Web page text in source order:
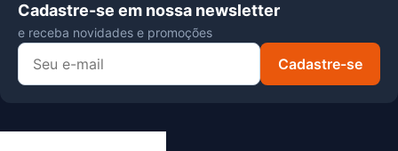
Cadastre-se em nossa newsletter
e receba novidades e promoções
Cadastre-se